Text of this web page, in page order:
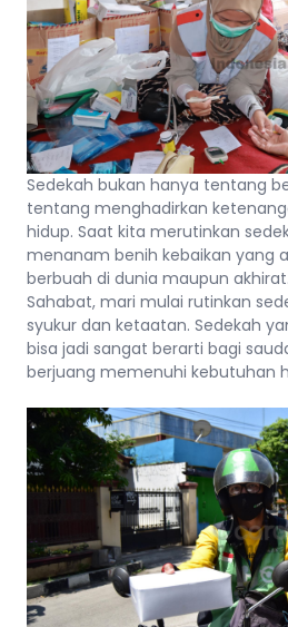
Sedekah bukan hanya tentang
tentang menghadirkan
hidup. Saat kita merutinkan
menanam benih kebaikan yang
berbuah di dunia maupun akhirat.
Sahabat, mari mulai rutinkan
syukur dan ketaatan. Sedekah
bisa jadi sangat berarti bagi
berjuang memenuhi kebutuhan